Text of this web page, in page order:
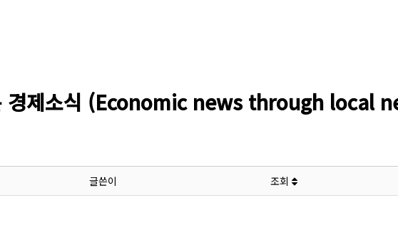
경제소식 (Economic news through local
글쓴이 조회